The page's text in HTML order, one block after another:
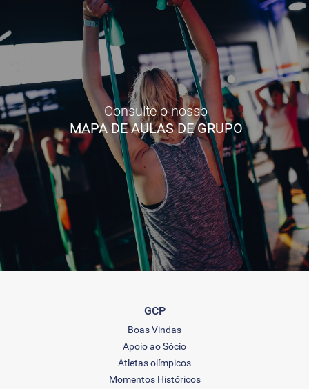
Consulte o nosso
MAPA DE AULAS DE GRUPO
GCP
Boas Vindas
Apoio ao Sócio
Atletas olímpicos
Momentos Históricos